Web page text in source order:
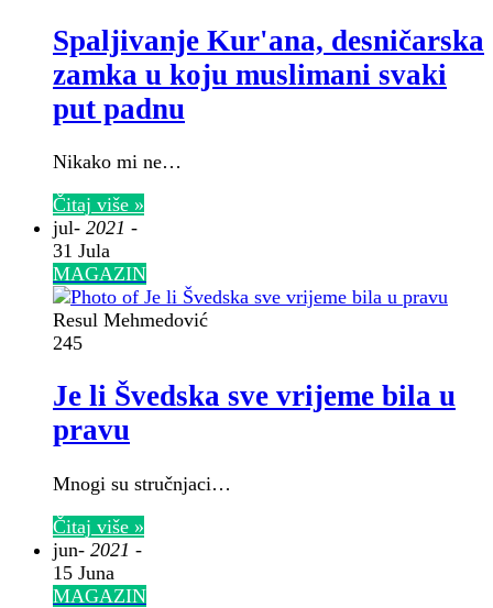
Spaljivanje Kur'ana, desničarska
zamka u koju muslimani svaki
put padnu
Nikako mi ne…
Čitaj više »
jul- 2021 -
31 Jula
MAGAZIN
Resul Mehmedović
245
Je li Švedska sve vrijeme bila u
pravu
Mnogi su stručnjaci…
Čitaj više »
jun- 2021 -
15 Juna
MAGAZIN